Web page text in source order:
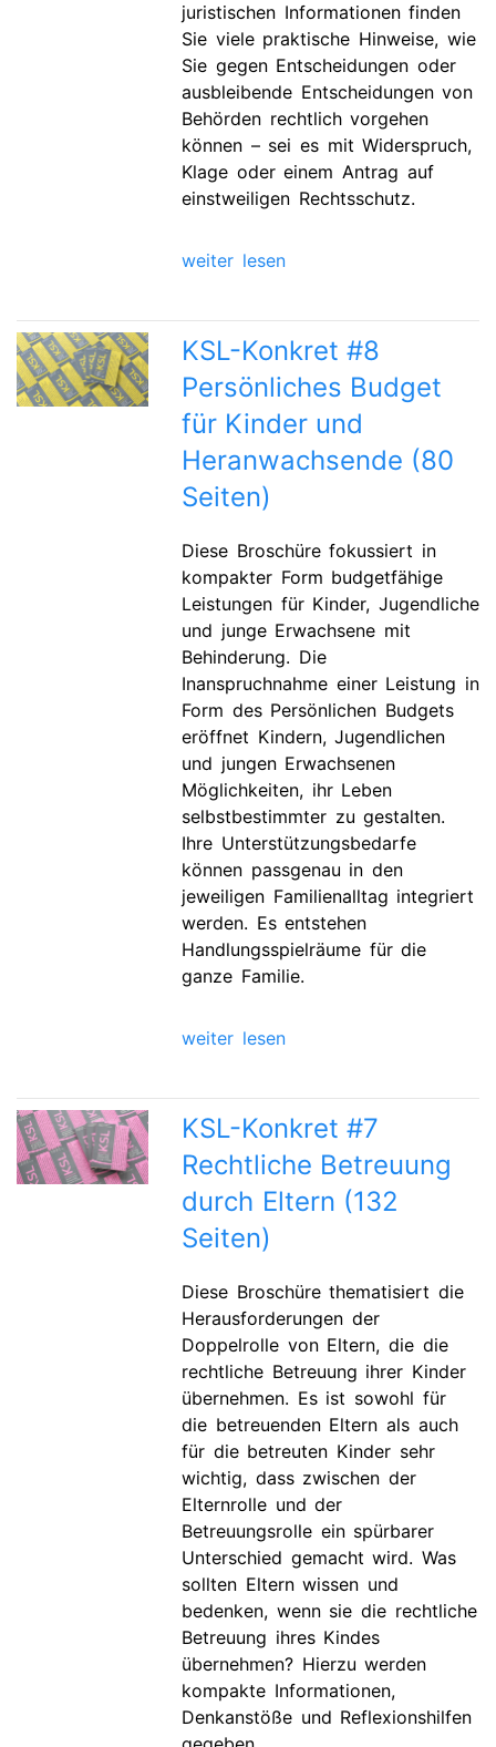
juristischen Informationen finden
Sie viele praktische Hinweise, wie
Sie gegen Entscheidungen oder
ausbleibende Entscheidungen von
Behörden rechtlich vorgehen
können – sei es mit Widerspruch,
Klage oder einem Antrag auf
einstweiligen Rechtsschutz.
weiter lesen
KSL-Konkret #8
Persönliches Budget
für Kinder und
Heranwachsende (80
Seiten)
Diese Broschüre fokussiert in
kompakter Form budgetfähige
Leistungen für Kinder, Jugendliche
und junge Erwachsene mit
Behinderung. Die
Inanspruchnahme einer Leistung in
Form des Persönlichen Budgets
eröffnet Kindern, Jugendlichen
und jungen Erwachsenen
Möglichkeiten, ihr Leben
selbstbestimmter zu gestalten.
Ihre Unterstützungsbedarfe
können passgenau in den
jeweiligen Familienalltag integriert
werden. Es entstehen
Handlungsspielräume für die
ganze Familie.
weiter lesen
KSL-Konkret #7
Rechtliche Betreuung
durch Eltern (132
Seiten)
Diese Broschüre thematisiert die
Herausforderungen der
Doppelrolle von Eltern, die die
rechtliche Betreuung ihrer Kinder
übernehmen. Es ist sowohl für
die betreuenden Eltern als auch
für die betreuten Kinder sehr
wichtig, dass zwischen der
Elternrolle und der
Betreuungsrolle ein spürbarer
Unterschied gemacht wird. Was
sollten Eltern wissen und
bedenken, wenn sie die rechtliche
Betreuung ihres Kindes
übernehmen? Hierzu werden
kompakte Informationen,
Denkanstöße und Reflexionshilfen